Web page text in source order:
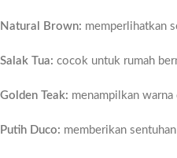
Natural Brown: memperlihatkan
Salak Tua: cocok untuk rumah
Golden Teak: menampilkan warna
Putih Duco: memberikan